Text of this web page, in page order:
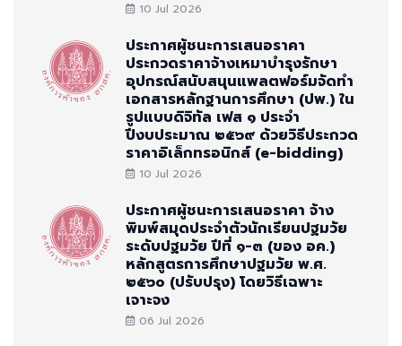
10 Jul 2026
ประกาศผู้ชนะการเสนอราคา
ประกวดราคาจ้างเหมาบำรุงรักษา
อุปกรณ์สนับสนุนแพลตฟอร์มจัดทำ
เอกสารหลักฐานการศึกษา (ปพ.) ใน
รูปแบบดิจิทัล เฟส ๑ ประจำ
ปีงบประมาณ ๒๕๖๙ ด้วยวิธีประกวด
ราคาอิเล็กทรอนิกส์ (e-bidding)
10 Jul 2026
ประกาศผู้ชนะการเสนอราคา จ้าง
พิมพ์สมุดประจำตัวนักเรียนปฐมวัย
ระดับปฐมวัย ปีที่ ๑-๓ (ของ อค.)
หลักสูตรการศึกษาปฐมวัย พ.ศ.
๒๕๖๐ (ปรับปรุง) โดยวิธีเฉพาะ
เจาะจง
06 Jul 2026